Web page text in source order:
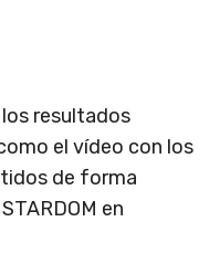
resultados
el vídeo con los
de forma
en